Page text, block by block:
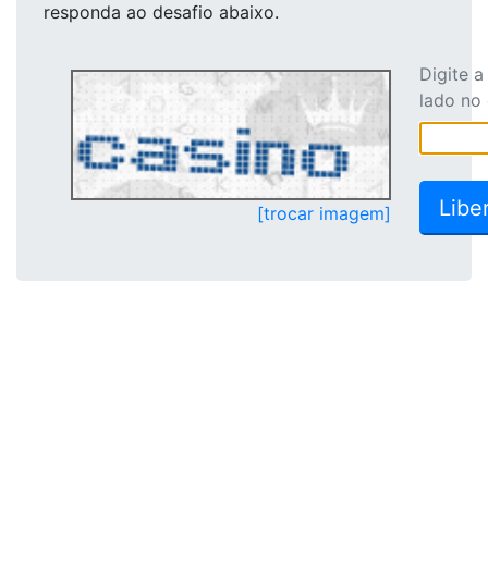
responda ao desafio abaixo.
[trocar imagem]
Digite
lado no